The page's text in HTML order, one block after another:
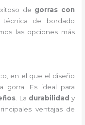
de gorras con
de bordado
las opciones más
en el que el diseño
gorra. Es ideal para
. La durabilidad y
ventajas de